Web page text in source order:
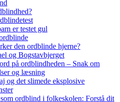
er testet gul
den ordblinde hjerne?
og Bogstavbjerget
på ordblindheden – Snak om
og læsning
og det slimede eksplosive
ordblind i folkeskolen: Forstå dit